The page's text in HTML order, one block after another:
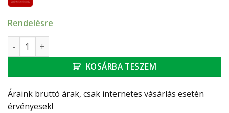
Rendelésre
Viega Prestabo T-idom 18-22-18 mennyiség
KOSÁRBA TESZEM
Áraink bruttó árak, csak internetes vásárlás esetén
érvényesek!